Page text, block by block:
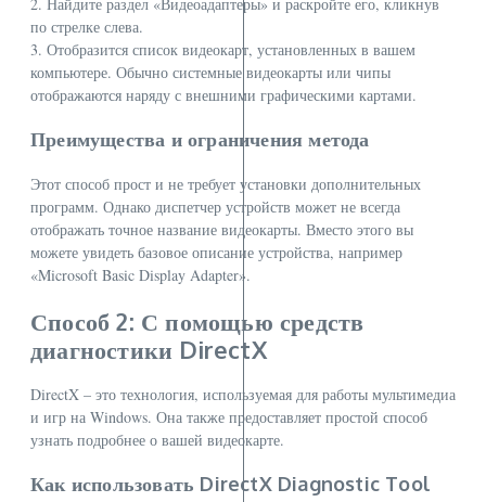
2. Найдите раздел «Видеоадаптеры» и раскройте его, кликнув
по стрелке слева.
3. Отобразится список видеокарт, установленных в вашем
компьютере. Обычно системные видеокарты или чипы
отображаются наряду с внешними графическими картами.
Преимущества и ограничения метода
Этот способ прост и не требует установки дополнительных
программ. Однако диспетчер устройств может не всегда
отображать точное название видеокарты. Вместо этого вы
можете увидеть базовое описание устройства, например
«Microsoft Basic Display Adapter».
Способ 2: С помощью средств
диагностики DirectX
DirectX – это технология, используемая для работы мультимедиа
и игр на Windows. Она также предоставляет простой способ
узнать подробнее о вашей видеокарте.
Как использовать DirectX Diagnostic Tool